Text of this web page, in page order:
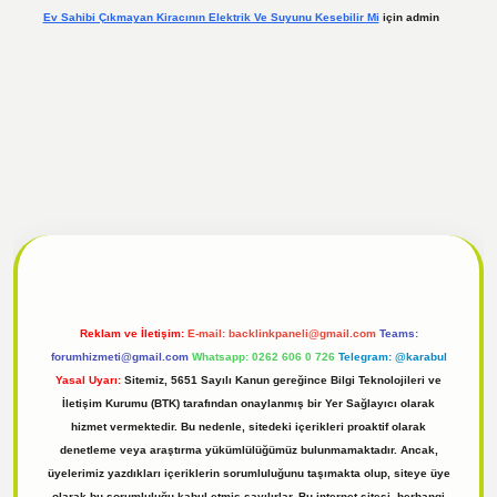
Ev Sahibi Çıkmayan Kiracının Elektrik Ve Suyunu Kesebilir Mi için admin
Reklam ve İletişim: E-mail: backlinkpaneli@gmail.com Teams:
forumhizmeti@gmail.com Whatsapp: 0262 606 0 726 Telegram: @karabul
Yasal Uyarı: Sitemiz, 5651 Sayılı Kanun gereğince Bilgi Teknolojileri ve
İletişim Kurumu (BTK) tarafından onaylanmış bir Yer Sağlayıcı olarak
hizmet vermektedir. Bu nedenle, sitedeki içerikleri proaktif olarak
denetleme veya araştırma yükümlülüğümüz bulunmamaktadır. Ancak,
üyelerimiz yazdıkları içeriklerin sorumluluğunu taşımakta olup, siteye üye